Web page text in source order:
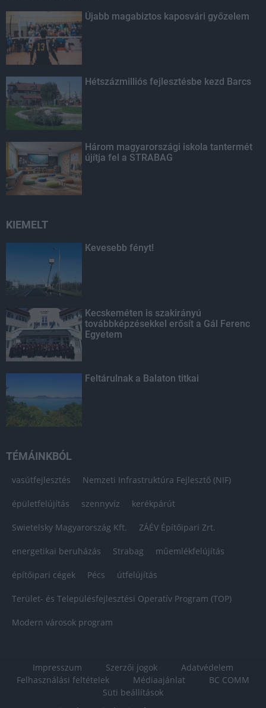
Újabb magabiztos kaposvári győzelem
Hétszázmilliós fejlesztésbe kezd Barcs
Három magyarországi iskola tantermét
újítja fel a STRABAG
KIEMELT
Kevesebb fényt!
Kecskeméten is szakirányú
továbbképzésekkel erősít a Gál Ferenc
Egyetem
Feltárulnak a Balaton titkai
TÉMÁINKBÓL
vasútfejlesztés Nemzeti Infrastruktúra Fejlesztő (NIF)
épületfelújítás szennyvíz kerékpárút
Swietelsky Magyarország Kft. ZÁÉV Építőipari Zrt.
energetikai beruházás Strabag műemlékfelújítás
építőipari cégek Pécs útfelújítás
Terület- és Településfejlesztési Operatív Program (TOP)
Modern városok program
Impresszum Szerzői jogok
Adatvédelem
Felhasználási feltételek
Médiaajánlat
BC COMM
Süti beállítások